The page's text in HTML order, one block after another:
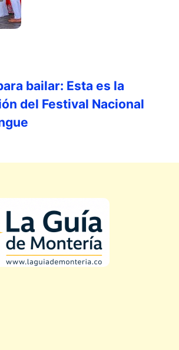
bailar: Esta es la
del Festival Nacional